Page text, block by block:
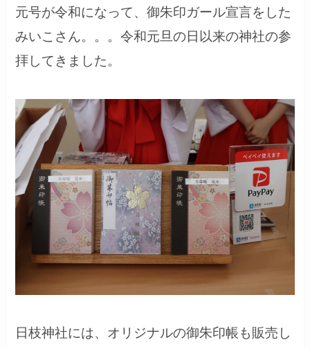
元号が令和になって、御朱印ガール宣言をした
みいこさん。。。令和元旦の日以来の神社の参
拝してきました。
日枝神社には、オリジナルの御朱印帳も販売し